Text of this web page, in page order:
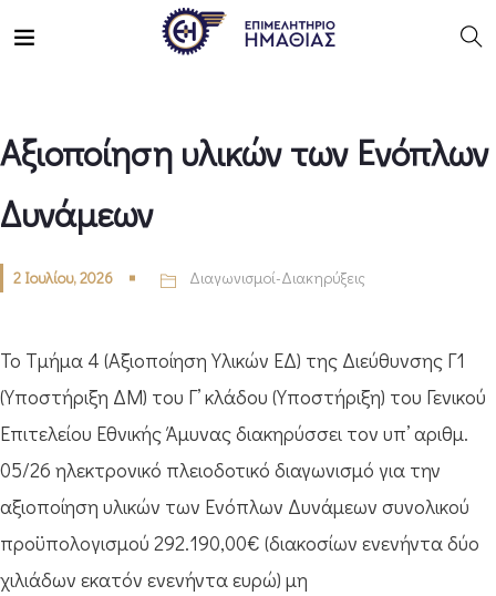
Αξιοποίηση υλικών των Ενόπλων
Δυνάμεων
2 Ιουλίου, 2026 Διαγωνισμοί-Διακηρύξεις
Το Τμήμα 4 (Αξιοποίηση Υλικών ΕΔ) της Διεύθυνσης Γ1
(Υποστήριξη ΔΜ) του Γ’ κλάδου (Υποστήριξη) του Γενικού
Επιτελείου Εθνικής Άμυνας διακηρύσσει τον υπ’ αριθμ.
05/26 ηλεκτρονικό πλειοδοτικό διαγωνισμό για την
αξιοποίηση υλικών των Ενόπλων Δυνάμεων συνολικού
προϋπολογισμού 292.190,00€ (διακοσίων ενενήντα δύο
χιλιάδων εκατόν ενενήντα ευρώ) μη